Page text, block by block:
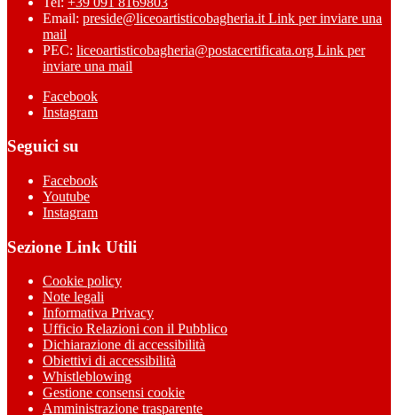
Email: preside@liceoartisticobagheria.it Link per inviare una
mail
PEC: liceoartisticobagheria@postacertificata.org Link per
inviare una mail
Facebook
Instagram
Seguici su
Facebook
Youtube
Instagram
Sezione Link Utili
Cookie policy
Note legali
Informativa Privacy
Ufficio Relazioni con il Pubblico
Dichiarazione di accessibilità
Obiettivi di accessibilità
Whistleblowing
Gestione consensi cookie
Amministrazione trasparente